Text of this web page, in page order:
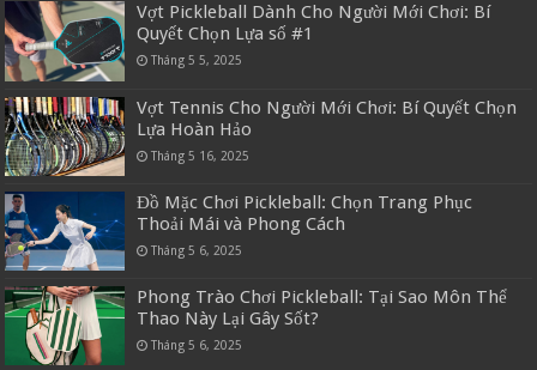
Vợt Pickleball Dành Cho Người Mới Chơi: Bí
Quyết Chọn Lựa số #1
Tháng 5 5, 2025
Vợt Tennis Cho Người Mới Chơi: Bí Quyết Chọn
Lựa Hoàn Hảo
Tháng 5 16, 2025
Đồ Mặc Chơi Pickleball: Chọn Trang Phục
Thoải Mái và Phong Cách
Tháng 5 6, 2025
Phong Trào Chơi Pickleball: Tại Sao Môn Thể
Thao Này Lại Gây Sốt?
Tháng 5 6, 2025